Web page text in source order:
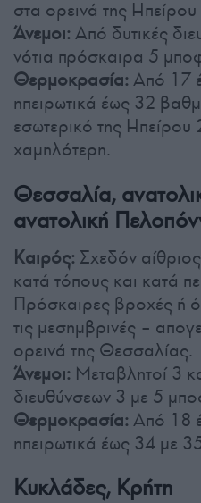
στα ορεινά της Ηπείρου
Άνεμοι: Από δυτικές
νότια πρόσκαιρα 5
Θερμοκρασία: Από 17
ηπειρωτικά έως 32
εσωτερικό της
χαμηλότερη.
Θεσσαλία,
ανατολική
Καιρός: Σχεδόν
κατά τόπους και κατά
Πρόσκαιρες βροχές ή
τις μεσημβρινές –
ορεινά της Θεσσαλίας.
Άνεμοι: Μεταβλητοί 3
διευθύνσεων 3 με 5
Θερμοκρασία: Από 18
ηπειρωτικά έως 34 με
Κυκλάδες, Κρήτη